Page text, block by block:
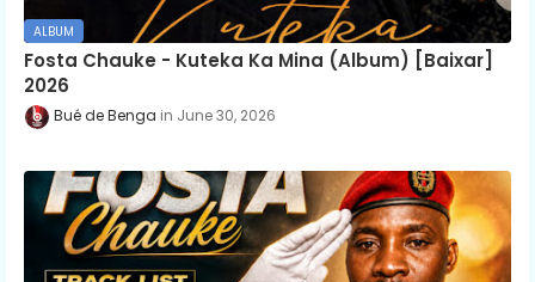
ALBUM
Fosta Chauke - Kuteka Ka Mina (Album) [Baixar]
2026
Bué de Benga June 30, 2026